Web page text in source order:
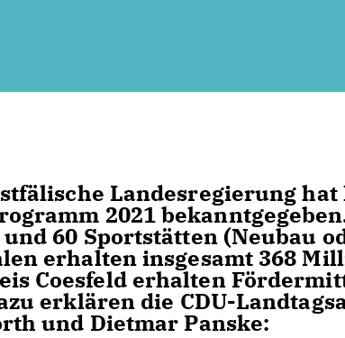
Landesregierung hat
2021
60 Sportstätten (Neubau
erhalten insgesamt 368
Coesfeld erhalten
erklären die CDU-
und Dietmar Panske: